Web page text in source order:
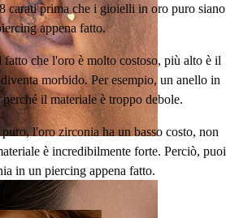
carati prima che i gioielli in oro puro siano
appena fatto.
che l'oro è molto costoso, più alto è il
morbido. Per esempio, un anello in
il materiale è troppo debole.
l'oro zirconia ha un basso costo, non
è incredibilmente forte. Perciò, puoi
in un piercing appena fatto.